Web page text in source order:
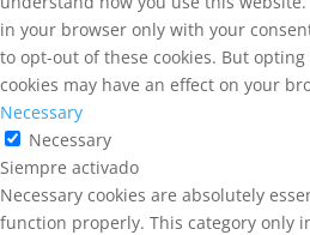
in your browser only with your
to opt-out of these cookies. But
cookies may have an effect on your
Necessary
Necessary
Siempre activado
Necessary cookies are absolutely
function properly. This category only